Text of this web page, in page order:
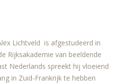
Lichtveld is afgestudeerd in
Rijksakademie van beeldende
Nederlands spreekt hij vloeiend
in Zuid-Frankrijk te hebben